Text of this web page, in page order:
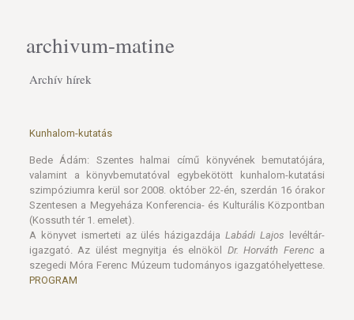
archivum-matine
Archív hírek
Kunhalom-kutatás
Bede Ádám: Szentes halmai című könyvének bemutatójára,
valamint a könyvbemutatóval egybekötött kunhalom-kutatási
szimpóziumra kerül sor 2008. október 22-én, szerdán 16 órakor
Szentesen a Megyeháza Konferencia- és Kulturális Központban
(Kossuth tér 1. emelet).
A könyvet ismerteti az ülés házigazdájaLabádi Lajos levéltár-
igazgató. Az ülést megnyitja és elnököl Dr. Horváth Ferenc a
szegedi Móra Ferenc Múzeum tudományos igazgatóhelyettese.
PROGRAM